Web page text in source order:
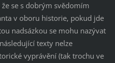
se s dobrým svědomím
v oboru historie, pokud jde
nadsázkou se mohu nazývat
texty nelze
vyprávění (tak trochu ve